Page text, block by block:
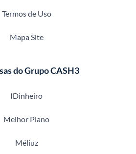
Termos de Uso
Mapa Site
do Grupo CASH3
IDinheiro
Melhor Plano
Méliuz